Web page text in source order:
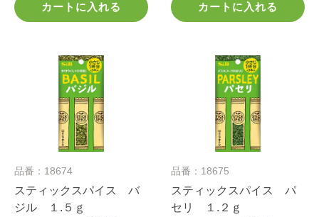
カートに入れる カートに入れる
品番：18674
スティックスパイス バ
ジル １.５ｇ
品番：18675
スティックスパイス パ
セリ １.２ｇ